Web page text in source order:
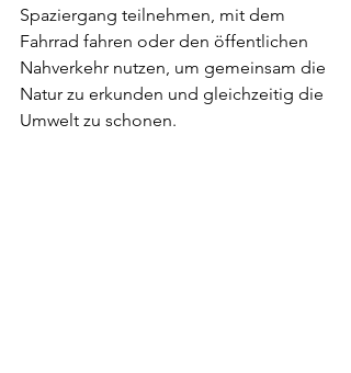
Spaziergang teilnehmen, mit dem
Fahrrad fahren oder den öffentlichen
Nahverkehr nutzen, um gemeinsam die
Natur zu erkunden und gleichzeitig die
Umwelt zu schonen.